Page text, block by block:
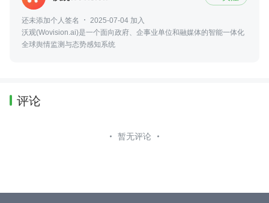
还未添加个人签名
2025-07-04 加入
沃观(Wovision.ai)是一个面向政府、企事业单位和融媒体的智能一体化
全球舆情监测与态势感知系统
评论
暂无评论